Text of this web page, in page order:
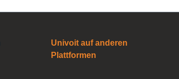
Univoit auf anderen
Plattformen